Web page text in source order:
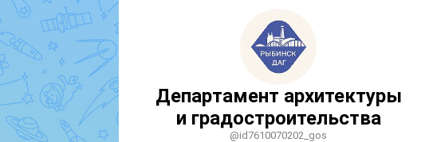
Департамент архитектуры
и градостроительства
@id7610070202_gos